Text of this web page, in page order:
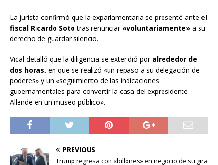
La jurista confirmó que la exparlamentaria se presentó ante el
fiscal Ricardo Soto tras renunciar «voluntariamente» a su
derecho de guardar silencio.
Vidal detalló que la diligencia se extendió por alrededor de
dos horas, en que se realizó «un repaso a su delegación de
poderes» y un «seguimiento de las indicaciones
gubernamentales para convertir la casa del expresidente
Allende en un museo público».
PREVIOUS
Trump regresa con «billones» en negocio de su gira